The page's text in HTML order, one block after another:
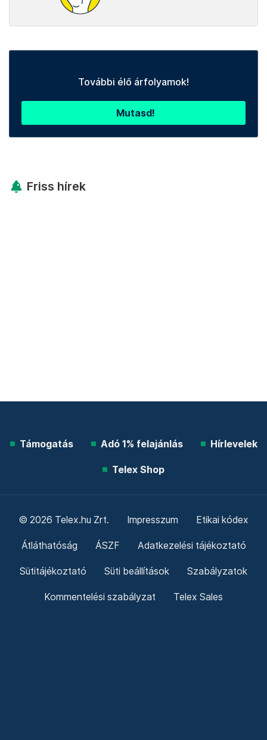
További élő árfolyamok!
Mutasd!
Friss hírek
Támogatás Adó 1% felajánlás Hírlevelek
Telex Shop
© 2026 Telex.hu Zrt. Impresszum Etikai kódex
Átláthatóság ÁSZF Adatkezelési tájékoztató
Sütitájékoztató Süti beállítások Szabályzatok
Kommentelési szabályzat Telex Sales